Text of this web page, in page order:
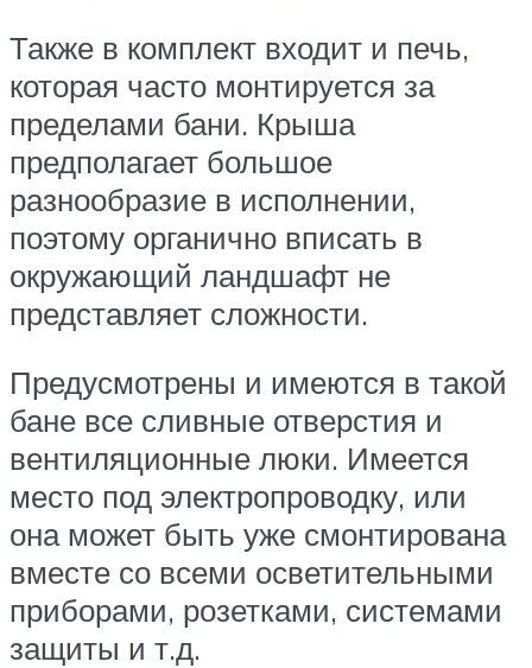
Также в комплект входит и печь,
которая часто монтируется за
пределами бани. Крыша
предполагает большое
разнообразие в исполнении,
поэтому органично вписать в
окружающий ландшафт не
представляет сложности.
Предусмотрены и имеются в такой
бане все сливные отверстия и
вентиляционные люки. Имеется
место под электропроводку, или
она может быть уже смонтирована
вместе со всеми осветительными
приборами, розетками, системами
защиты и т.д.